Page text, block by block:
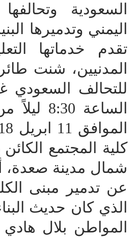
السعودية
اليمني وتدميرها
تقدم خدماتها
المدنيين، شنت
للتحالف السعودي
الساعة
كلية المجتمع
شمال مدينة صعدة،
عن تدمير مبنى
الذي كان حديث
المواطن بلال